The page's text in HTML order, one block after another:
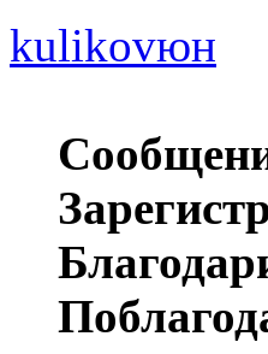
kulikovюн